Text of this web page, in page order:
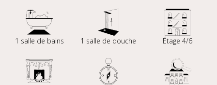
1 salle de bains 1 salle de douche Étage 4/6